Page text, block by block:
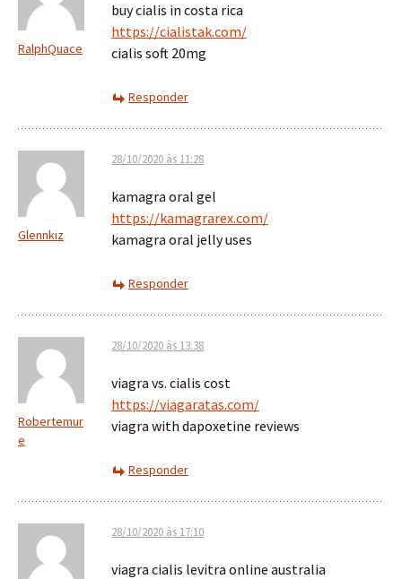
RalphQuace
buy cialis in costa rica
https://cialistak.com/
cialis soft 20mg
Responder
Glennkiz
28/10/2020 às 11:28
kamagra oral gel
https://kamagrarex.com/
kamagra oral jelly uses
Responder
Robertemur
e
28/10/2020 às 13:38
viagra vs. cialis cost
https://viagaratas.com/
viagra with dapoxetine reviews
Responder
28/10/2020 às 17:10
viagra cialis levitra online australia